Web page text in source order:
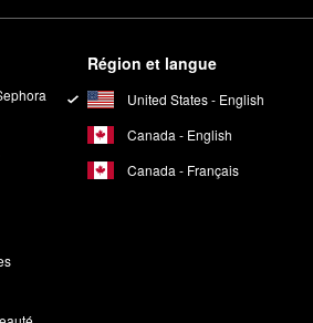
Région et langue
United States - English
Canada - English
Canada - Français